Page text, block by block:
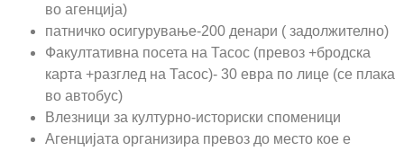
во агенција)
патничко осигурување-200 денари ( задолжително)
Факултативна посета на Тасос (превоз +бродска
карта +разглед на Тасос)- 30 евра по лице (се плака
во автобус)
Влезници за културно-историски споменици
Агенцијата организира превоз до место кое е